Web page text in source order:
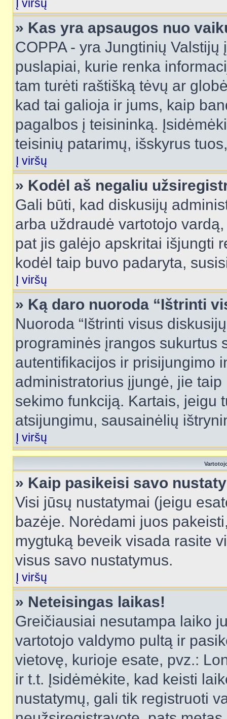
Į viršų
» Kas yra apsaugos nuo
COPPA - yra Jungtinių
puslapiai, kurie renka
tam turėti raštišką tėvų ar
kad tai galioja ir jums, kaip
pagalbos į teisininką.
teisinių patarimų, išskyrus
Į viršų
» Kodėl aš negaliu
Gali būti, kad diskusijų
arba uždraudė vartotojo
pat jis galėjo apskritai išjungti
kodėl taip buvo padaryta,
Į viršų
» Ką daro nuoroda “Ištrinti
Nuoroda “Ištrinti visus
programinės įrangos sukurtus
autentifikacijos ir prisijungimo
administratorius įjungė, jie
sekimo funkciją. Kartais, jeigu
atsijungimu, sausainėlių
Į viršų
» Kaip pasikeisi savo
Visi jūsų nustatymai (jeigu
bazėje. Norėdami juos
mygtuką beveik visada rasite
visus savo nustatymus.
Į viršų
» Neteisingas laikas!
Greičiausiai nesutampa laiko
vartotojo valdymo pultą ir
vietovę, kurioje esate, pvz.:
ir t.t. Įsidėmėkite, kad keisti
nustatymų, gali tik registruoti